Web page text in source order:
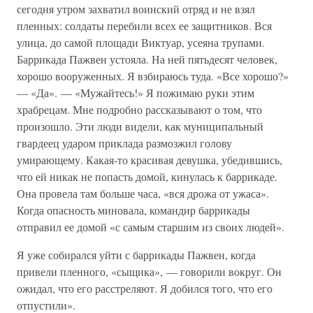
сегодня утром захватил воинский отряд и не взял
пленных: солдаты перебили всех ее защитников. Вся
улица, до самой площади Виктуар, усеяна трупами.
Баррикада Пажвен устояла. На ней пятьдесят человек,
хорошо вооруженных. Я взбираюсь туда. «Все хорошо?»
— «Да». — «Мужайтесь!» Я пожимаю руки этим
храбрецам. Мне подробно рассказывают о том, что
произошло. Эти люди видели, как муниципальный
гвардеец ударом приклада размозжил голову
умирающему. Какая-то красивая девушка, убедившись,
что ей никак не попасть домой, кинулась к баррикаде.
Она провела там больше часа, «вся дрожа от ужаса».
Когда опасность миновала, командир баррикады
отправил ее домой «с самым старшим из своих людей».
Я уже собирался уйти с баррикады Пажвен, когда
привели пленного, «сыщика», — говорили вокруг. Он
ожидал, что его расстреляют. Я добился того, что его
отпустили».